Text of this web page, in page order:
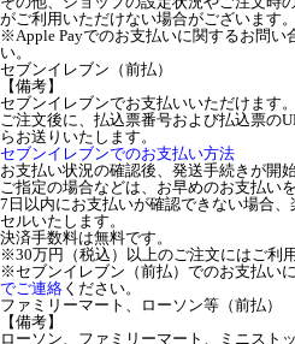
がご利用いただけない場合がございます。
※Apple Payでのお支払いに関するお問い
い。
セブンイレブン（前払）
【備考】
セブンイレブンでお支払いいただけます。
ご注文後に、払込票番号および払込票の
らお送りいたします。
セブンイレブンでのお支払い方法
お支払い状況の確認後、発送手続きが開
ご指定の場合などは、お早めのお支払い
7日以内にお支払いが確認できない場合
セルいたします。
決済手数料は無料です。
※30万円（税込）以上のご注文にはご利
※セブンイレブン（前払）でのお支払い
でご連絡 ください。
ファミリーマート、ローソン等（前払）
【備考】
ローソン、ファミリーマート、ミニスト